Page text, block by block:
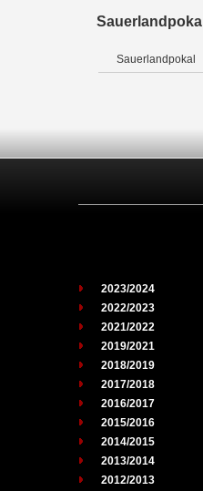
Sauerlandpokal
Sauerlandpokal
2023/2024
2022/2023
2021/2022
2019/2021
2018/2019
2017/2018
2016/2017
2015/2016
2014/2015
2013/2014
2012/2013